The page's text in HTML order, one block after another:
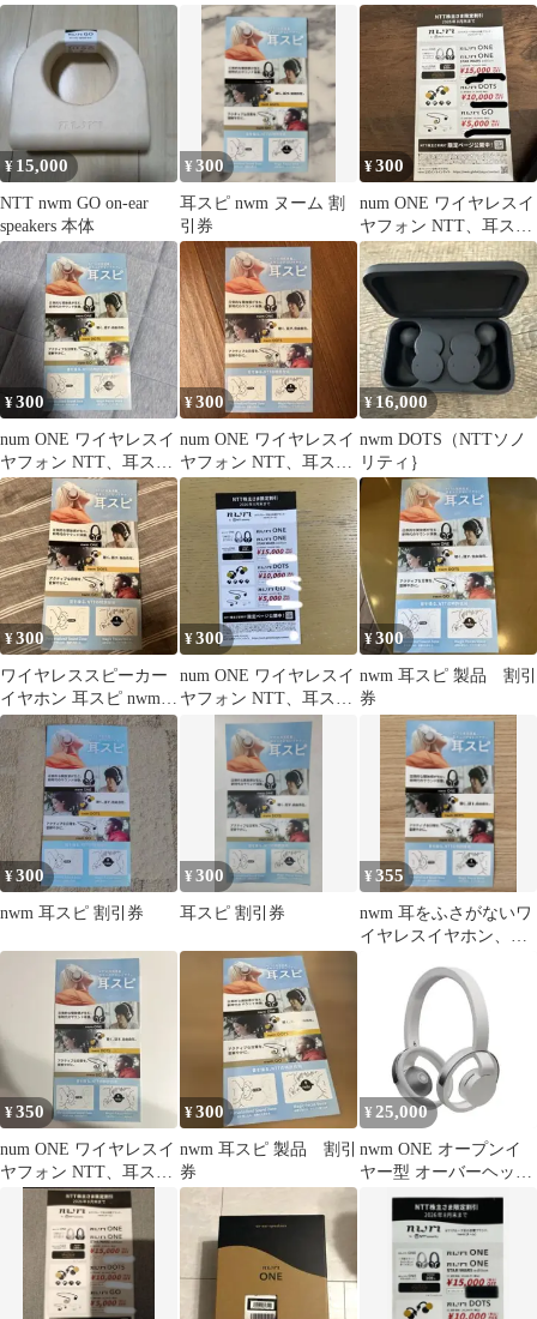
定割引券
MBE001
¥ 15,000
NTT nwm GO on-ear
speakers 本体
¥300
耳スピ nwm ヌーム 割
引券
¥300
num ONE ワイヤレスイ
ヤフォン NTT、耳スピ
限定割引券 NTT株主
優待
¥300
num ONE ワイヤレスイ
ヤフォン NTT、耳スピ
限定割引券
¥300
num ONE ワイヤレスイ
ヤフォン NTT、耳スピ
限定割引券
¥16,000
nwm DOTS（NTTソノ
リティ｝
¥300
ワイヤレススピーカー
イヤホン 耳スピ nwm
sonority チラシ NTT
¥300
num ONE ワイヤレスイ
ヤフォン NTT、耳スピ
限定割引券
¥300
nwm 耳スピ 製品 割引
券
¥300
nwm 耳スピ 割引券
¥300
耳スピ 割引券
¥355
nwm 耳をふさがないワ
イヤレスイヤホン、耳
¥350
num ONE ワイヤレスイ
ヤフォン NTT、耳スピ
限定割引券
¥300
nwm 耳スピ 製品 割引
券
¥ 25,000
nwm ONE オープンイ
ヤー型 オーバーヘッド
スピーカー ライトグレ